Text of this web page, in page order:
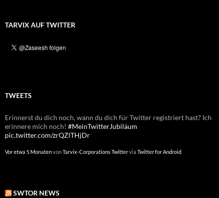
TARVIX AUF TWITTER
TWEETS
Erinnerst du dich noch, wann du dich für Twitter registriert hast? Ich
erinnere mich noch! #MeinTwitterJubiläum
pic.twitter.com/zrQZlTHjDr
Vor etwa 5 MonatenvonTarvix-Corporations Twittervia Twitter for Android
Erinnerst du dich noch, wann du dich für Twitter registriert hast? Ich
erinnere mich noch! #MeinTwitterJubiläum
pic.twitter.com/GITNW4yvgL
Vor etwa einem JahrvonTarvix-Corporations TwitterviaTwitter for Android
SWTOR NEWS